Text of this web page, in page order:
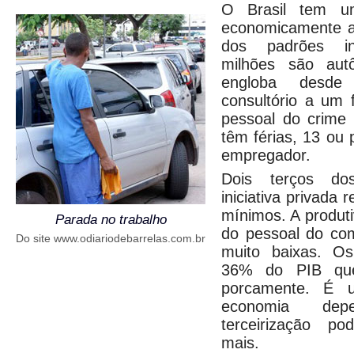
Parada no trabalho
Do site www.odiariodebarrelas.com.br
O Brasil tem
economicamente
dos padrões
milhões são
engloba
consultório a um
pessoal do crime
têm férias, 13 ou
empregador.
Dois terços
iniciativa privada
mínimos. A
do pessoal do
muito baixas.
36% do PIB
porcamente. É
economia
terceirização
mais.